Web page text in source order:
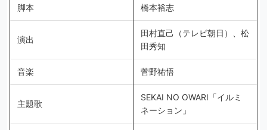
脚本 橋本裕志
演出
田村直己（テレビ朝日）、松
田秀知
音楽 菅野祐悟
主題歌
SEKAI NO OWARI「イルミ
ネーション」